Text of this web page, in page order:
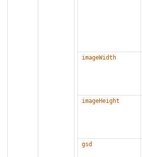
imageWidth
imageHeight
gsd